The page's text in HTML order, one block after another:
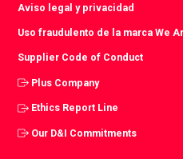
Aviso legal y privacidad
Uso fraudulento de la marca We
Supplier Code of Conduct
Plus Company
Ethics Report Line
Our D&I Commitments